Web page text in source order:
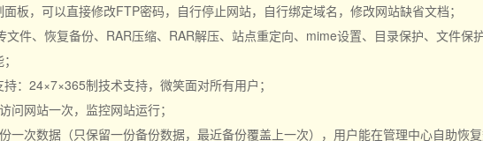
板，可以直接修改FTP密码，自行停止网站，自行绑定域名，修改网站缺省文档；
文件、恢复备份、RAR压缩、RAR解压、站点重定向、mime设置、目录保护、文件
：24×7×365制技术支持，微笑面对所有用户；
问网站一次，监控网站运行；
一次数据（只保留一份备份数据，最近备份覆盖上一次），用户能在管理中心自助恢复